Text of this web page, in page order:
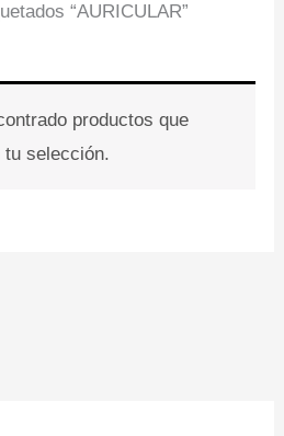
“AURICULAR”
productos que
selección.